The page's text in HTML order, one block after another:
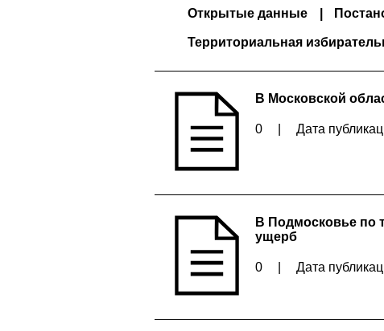
Открытые данные
Территориальная
В Московской
0 Дата
В Подмосковье по
ущерб
0 Дата